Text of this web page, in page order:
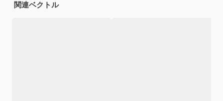
関連ベクトル